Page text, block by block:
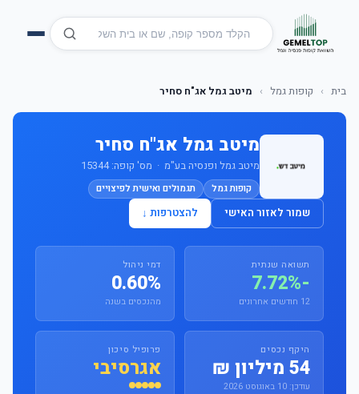
בית › קופות גמל › מיטב גמל אג"ח סחיר
מיטב גמל אג"ח סחיר
מיטב גמל ופנסיה בע"מ · מס' קופה: 15344
קופות גמל תגמולים ואישית לפיצויים
שמור לאזור האישי להצטרפות ↓
תשואה שנתית
-7.72%
12 חודשים אחרונים
דמי ניהול
0.60%
מהנכסים בשנה
היקף נכסים
54 מיליון ₪
עודכן: 10 באוגוסט 2026
פרופיל סיכון
אגרסיבי